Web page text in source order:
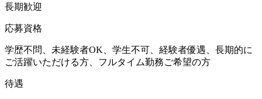
長期歓迎
応募資格
学歴不問、未経験者OK、学生不可、経験者優遇、長期的に
ご活躍いただける方、フルタイム勤務ご希望の方
待遇